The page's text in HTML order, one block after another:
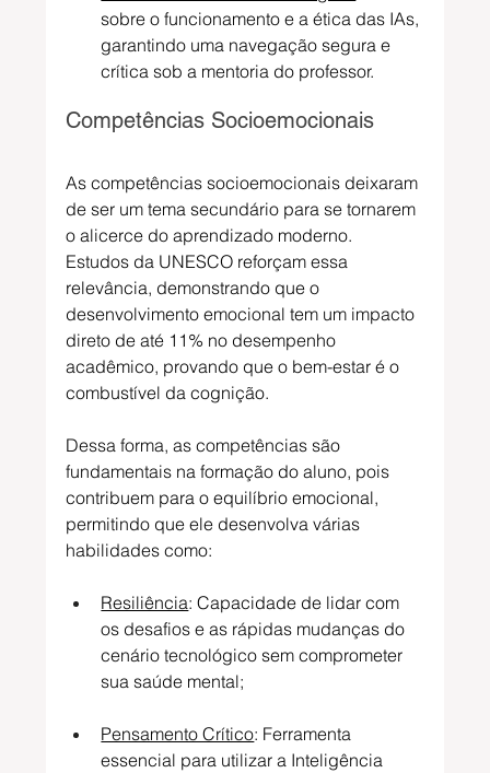
sobre o funcionamento e a ética das IAs,
garantindo uma navegação segura e
crítica sob a mentoria do professor.
Competências Socioemocionais
As competências socioemocionais deixaram
de ser um tema secundário para se tornarem
o alicerce do aprendizado moderno.
Estudos da UNESCO reforçam essa
relevância, demonstrando que o
desenvolvimento emocional tem um impacto
direto de até 11% no desempenho
acadêmico, provando que o bem-estar é o
combustível da cognição.
Dessa forma, as competências são
fundamentais na formação do aluno, pois
contribuem para o equilíbrio emocional,
permitindo que ele desenvolva várias
habilidades como:
Resiliência: Capacidade de lidar com
os desafios e as rápidas mudanças do
cenário tecnológico sem comprometer
sua saúde mental;
Pensamento Crítico: Ferramenta
essencial para utilizar a Inteligência